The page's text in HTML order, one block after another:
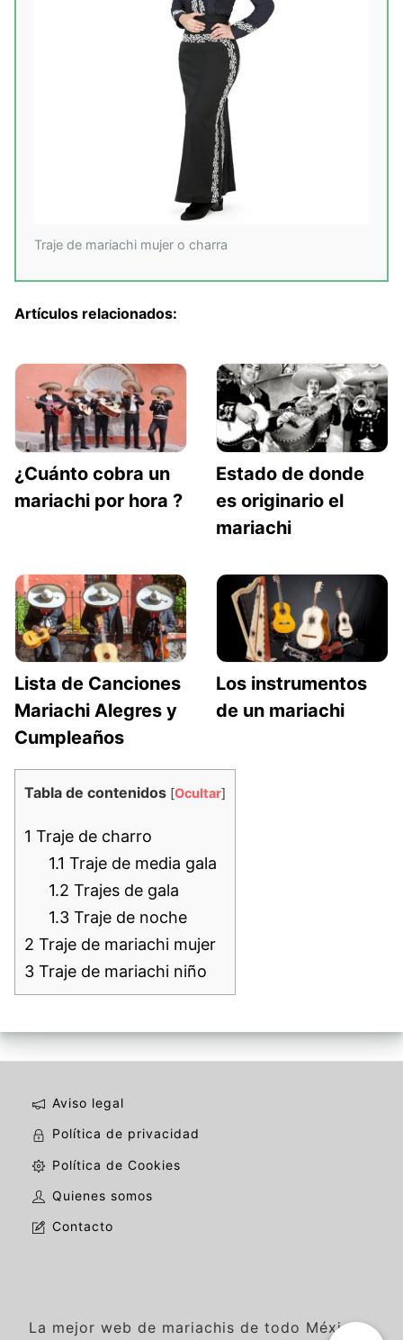
Traje de mariachi mujer o charra
Artículos relacionados:
¿Cuánto cobra un
mariachi por hora ?
Estado de donde
es originario el
mariachi
Lista de Canciones
Mariachi Alegres y
Cumpleaños
Los instrumentos
de un mariachi
Tabla de contenidos [Ocultar]
1 Traje de charro
1.1 Traje de media gala
1.2 Trajes de gala
1.3 Traje de noche
2 Traje de mariachi mujer
3 Traje de mariachi niño
Aviso legal
Política de privacidad
Política de Cookies
Quienes somos
Contacto
La mejor web de mariachis de todo México